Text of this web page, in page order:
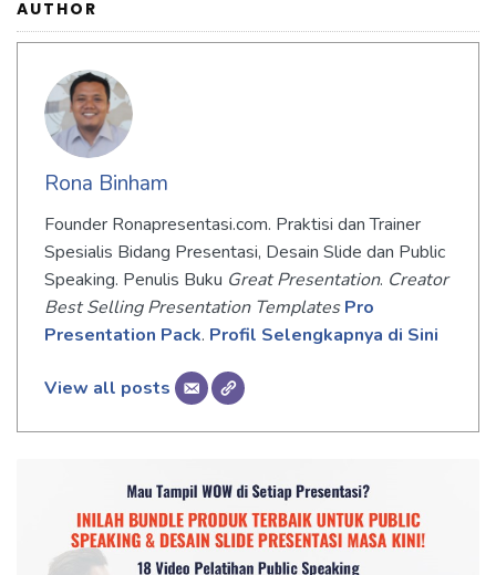
AUTHOR
Rona Binham
Founder Ronapresentasi.com. Praktisi dan Trainer
Spesialis Bidang Presentasi, Desain Slide dan Public
Speaking. Penulis Buku Great Presentation. Creator
Best Selling Presentation Templates Pro
Presentation Pack. Profil Selengkapnya di Sini
View all posts